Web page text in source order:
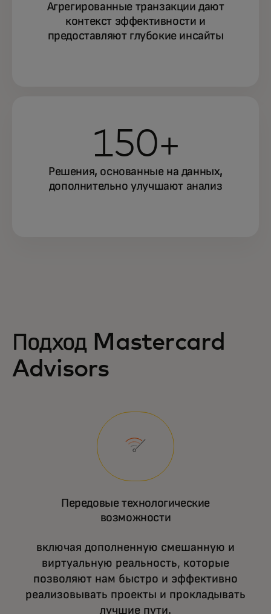
Агрегированные транзакции дают
контекст эффективности и
предоставляют глубокие инсайты
150+
Решения, основанные на данных,
дополнительно улучшают анализ
Подход Mastercard
Advisors
Передовые технологические
возможности
включая дополненную смешанную и
виртуальную реальность, которые
позволяют нам быстро и эффективно
реализовывать проекты и прокладывать
лучшие пути.